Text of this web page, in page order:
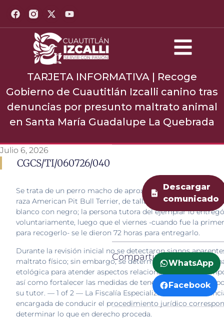
TARJETA INFORMATIVA | Recoge
Gobierno de Cuautitlán Izcalli canino tras
denuncias por presunto maltrato animal
en Santa María Guadalupe La Quebrada
Julio 6, 2026
CGCS/TI/060726/040
Se trata de un perro macho de aproximadamente dos años
raza American Pit Bull Terrier, de talla mediana a grande y
blanco con negro; la persona tutora del ejemplar lo entregó
voluntariamente, luego que el viernes -cuando fue la
para recogerlo- se le dieron 72 horas para entregarlo.
Durante la revisión inicial no se detectaron signos
maltrato físico; sin embargo, se determinó que requiere
etológica para atender aspectos relacionados con su
así como fortalecer las medidas de tenencia responsable
su tutor. — 1 of 2 — La Fiscalía Especializada será la
encargada de conducir el procedimiento jurídico
determinar lo que en derecho proceda.
Descargar
comunicado
Compartir:
WhatsApp
Facebook